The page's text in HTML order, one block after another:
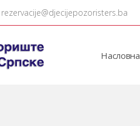
rezervacije@djecijepozoristers.ba
Насловна